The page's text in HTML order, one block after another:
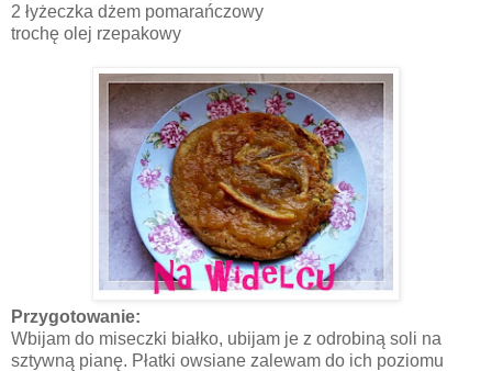
2 łyżeczka dżem pomarańczowy
trochę olej rzepakowy
Przygotowanie:
Wbijam do miseczki białko, ubijam je z odrobiną soli na
sztywną pianę. Płatki owsiane zalewam do ich poziomu